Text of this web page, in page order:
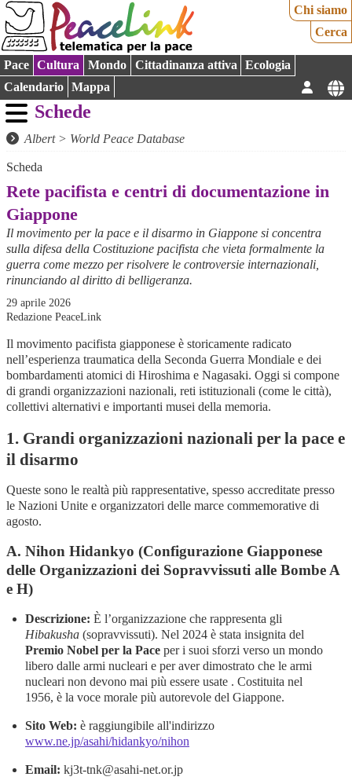
Chi siamo
Cerca
Pace Cultura Mondo Cittadinanza attiva
Ecologia
Calendario
Mappa
Schede
Albert> World Peace Database
Scheda
Rete pacifista e centri di documentazione in
Giappone
Il movimento per la pace e il disarmo in Giappone si concentra
sulla difesa della Costituzione pacifista che vieta formalmente la
guerra come mezzo per risolvere le controversie internazionali,
rinunciando al diritto di belligeranza.
29 aprile 2026
Redazione PeaceLink
Il movimento pacifista giapponese è storicamente radicato
nell’esperienza traumatica della Seconda Guerra Mondiale e dei
bombardamenti atomici di Hiroshima e Nagasaki. Oggi si compone
di grandi organizzazioni nazionali, reti istituzionali (come le città),
collettivi alternativi e importanti musei della memoria.
1. Grandi organizzazioni nazionali per la pace e
il disarmo
Queste sono le realtà più rappresentative, spesso accreditate presso
le Nazioni Unite e organizzatori delle marce commemorative di
agosto.
A. Nihon Hidankyo (Configurazione Giapponese
delle Organizzazioni dei Sopravvissuti alle Bombe A
e H)
Descrizione: È l’organizzazione che rappresenta gli
Hibakusha (sopravvissuti). Nel 2024 è stata insignita del
Premio Nobel per la Pace per i suoi sforzi verso un mondo
libero dalle armi nucleari e per aver dimostrato che le armi
nucleari non devono mai più essere usate . Costituita nel
1956, è la voce morale più autorevole del Giappone.
Sito Web: è raggiungibile all'indirizzo
www.ne.jp/asahi/hidankyo/nihon
Email: kj3t-tnk@asahi-net.or.jp